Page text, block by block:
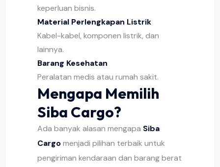
keperluan bisnis.
Material Perlengkapan Listrik
Kabel-kabel, komponen listrik, dan
lainnya.
Barang Kesehatan
Peralatan medis atau rumah sakit.
Mengapa Memilih
Siba Cargo?
Ada banyak alasan mengapa Siba
Cargomenjadi pilihan terbaik untuk
pengiriman kendaraan dan barang berat